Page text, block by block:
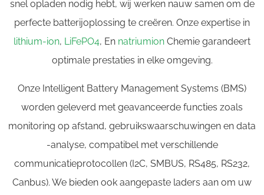
snel opladen nodig hebt, wij werken nauw samen om de
perfecte batterijoplossing te creëren. Onze expertise in
lithium-ion, LiFePO4, En natriumion Chemie garandeert
optimale prestaties in elke omgeving.
Onze Intelligent Battery Management Systems (BMS)
worden geleverd met geavanceerde functies zoals
monitoring op afstand, gebruikswaarschuwingen en data
-analyse, compatibel met verschillende
communicatieprotocollen (I2C, SMBUS, RS485, RS232,
Canbus). We bieden ook aangepaste laders aan om uw